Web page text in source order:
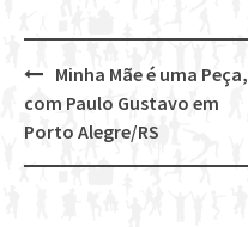
Post
navigation
Minha Mãe é uma Peça,
com Paulo Gustavo em
Porto Alegre/RS